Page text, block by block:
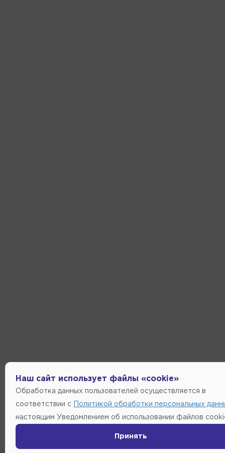
Наш сайт использует файлы «cookie»
Обработка данных пользователей осуществляется в
соответствии с Политикой обработки персональных
настоящим Уведомлением об использовании файлов
Принять